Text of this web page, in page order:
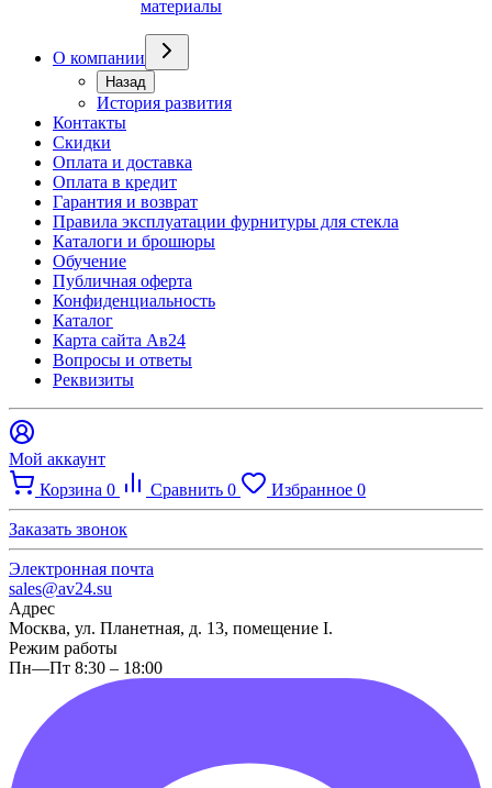
материалы
О компании
Назад
История развития
Контакты
Скидки
Оплата и доставка
Оплата в кредит
Гарантия и возврат
Правила эксплуатации фурнитуры для стекла
Каталоги и брошюры
Обучение
Публичная оферта
Конфиденциальность
Каталог
Карта сайта Ав24
Вопросы и ответы
Реквизиты
Мой аккаунт
Корзина 0 Сравнить 0 Избранное 0
Заказать звонок
Электронная почта
sales@av24.su
Адрес
Москва, ул. Планетная, д. 13, помещение I.
Режим работы
Пн—Пт 8:30 – 18:00